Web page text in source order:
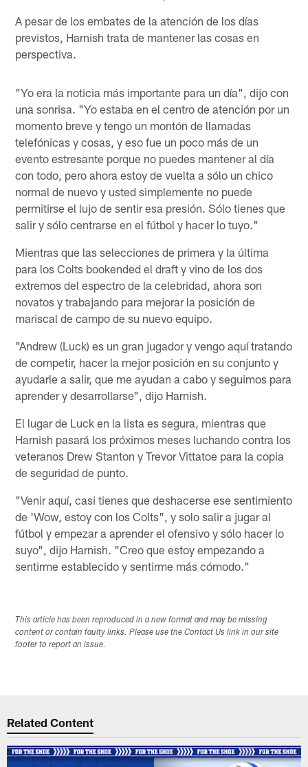
A pesar de los embates de la atención de los días
previstos, Harnish trata de mantener las cosas en
perspectiva.
"Yo era la noticia más importante para un día", dijo con
una sonrisa. "Yo estaba en el centro de atención por un
momento breve y tengo un montón de llamadas
telefónicas y cosas, y eso fue un poco más de un
evento estresante porque no puedes mantener al día
con todo, pero ahora estoy de vuelta a sólo un chico
normal de nuevo y usted simplemente no puede
permitirse el lujo de sentir esa presión. Sólo tienes que
salir y sólo centrarse en el fútbol y hacer lo tuyo."
Mientras que las selecciones de primera y la última
para los Colts bookended el draft y vino de los dos
extremos del espectro de la celebridad, ahora son
novatos y trabajando para mejorar la posición de
mariscal de campo de su nuevo equipo.
"Andrew (Luck) es un gran jugador y vengo aquí tratando
de competir, hacer la mejor posición en su conjunto y
ayudarle a salir, que me ayudan a cabo y seguimos para
aprender y desarrollarse", dijo Harnish.
El lugar de Luck en la lista es segura, mientras que
Harnish pasará los próximos meses luchando contra los
veteranos Drew Stanton y Trevor Vittatoe para la copia
de seguridad de punto.
"Venir aquí, casi tienes que deshacerse ese sentimiento
de 'Wow, estoy con los Colts", y solo salir a jugar al
fútbol y empezar a aprender el ofensivo y sólo hacer lo
suyo", dijo Harnish. "Creo que estoy empezando a
sentirme establecido y sentirme más cómodo."
This article has been reproduced in a new format and may be missing
content or contain faulty links. Please use the Contact Us link in our site
footer to report an issue.
Related Content